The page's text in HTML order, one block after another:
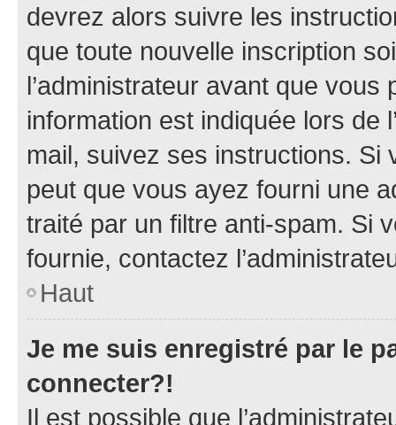
devrez alors suivre les
que toute nouvelle inscription
l’administrateur avant que
information est indiquée lors de
mail, suivez ses instructions. Si
peut que vous ayez fourni une
traité par un filtre anti-spam. Si
fournie, contactez
Haut
Je me suis enregistré par le
connecter?!
Il est possible que